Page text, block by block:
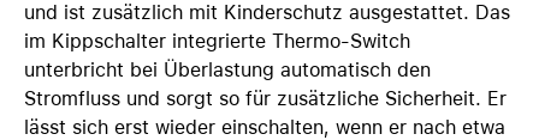
und ist zusätzlich mit Kinderschutz ausgestattet. Das
im Kippschalter integrierte Thermo-Switch
unterbricht bei Überlastung automatisch den
Stromfluss und sorgt so für zusätzliche Sicherheit. Er
lässt sich erst wieder einschalten, wenn er nach etwa